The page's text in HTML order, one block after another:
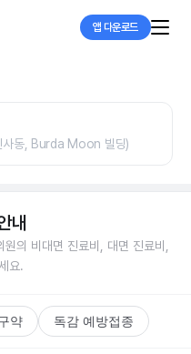
앱 다운로드
사동, Burda Moon 빌딩)
내
원의 비대면 진료비, 대면 진료비,
요.
약 독감 예방접종